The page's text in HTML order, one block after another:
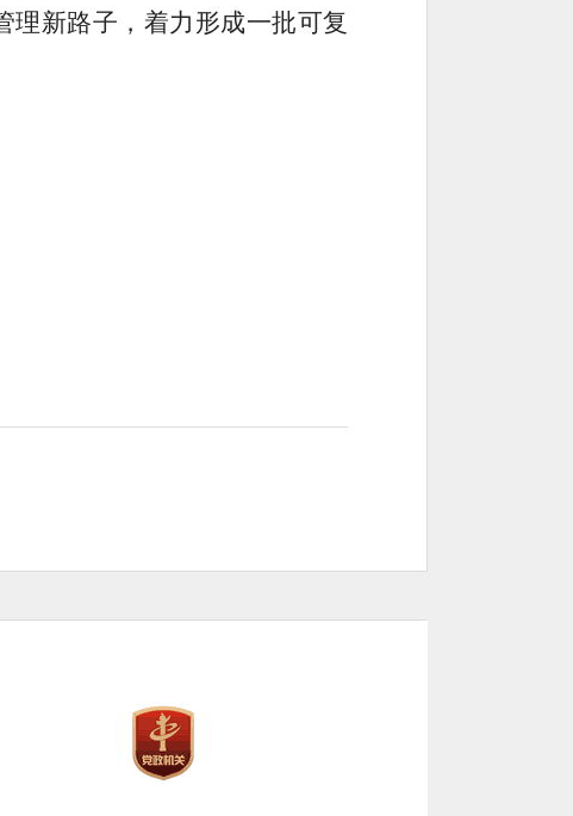
理新路子，着力形成一批可复